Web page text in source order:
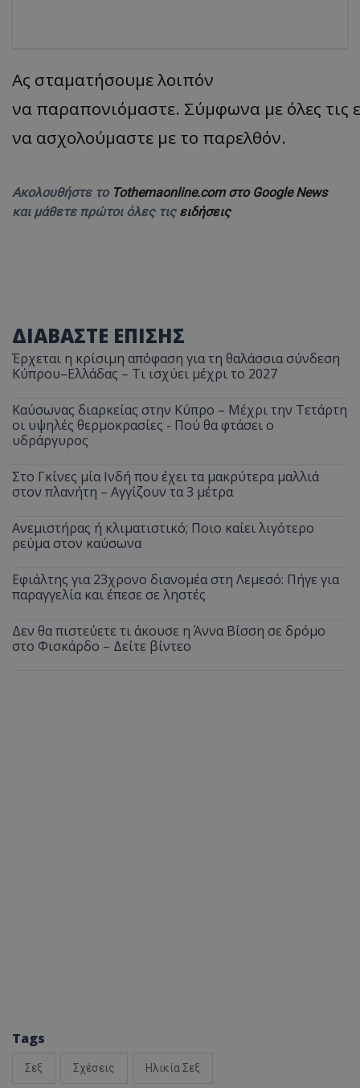
Ας σταματήσουμελοιπόν
να παραπονιόμαστε. Σύμφωνα με όλες τις
να ασχολούμαστε με το παρελθόν.
Ακολουθήστε το Tothemaonline.com στο Google News
και μάθετε πρώτοι όλες τις ειδήσεις
ΔΙΑΒΑΣΤΕ ΕΠΙΣΗΣ
Έρχεται η κρίσιμη απόφαση για τη θαλάσσια σύνδεση
Κύπρου–Ελλάδας – Τι ισχύει μέχρι το 2027
Καύσωνας διαρκείας στην Κύπρο – Μέχρι την Τετάρτη
οι υψηλές θερμοκρασίες - Πού θα φτάσει ο
υδράργυρος
Στο Γκίνες μία Ινδή που έχει τα μακρύτερα μαλλιά
στον πλανήτη – Αγγίζουν τα 3 μέτρα
Ανεμιστήρας ή κλιματιστικό; Ποιο καίει λιγότερο
ρεύμα στον καύσωνα
Εφιάλτης για 23χρονο διανομέα στη Λεμεσό: Πήγε για
παραγγελία και έπεσε σε ληστές
Δεν θα πιστεύετε τι άκουσε η Άννα Βίσση σε δρόμο
στο Φισκάρδο – Δείτε βίντεο
Tags
Σεξ Σχέσεις Ηλικία Σεξ